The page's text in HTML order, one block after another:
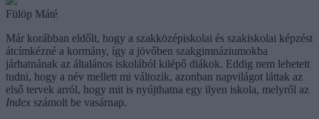
Fülöp Máté
Már korábban eldőlt, hogy a szakközépiskolai és szakiskolai képzést
átcímkézné a kormány, így a jövőben szakgimnáziumokba
járhatnának az általános iskolából kilépő diákok. Eddig nem lehetett
tudni, hogy a név mellett mi változik, azonban napvilágot láttak az
első tervek arról, hogy mit is nyújthatna egy ilyen iskola, melyről az
Index számolt be vasárnap.